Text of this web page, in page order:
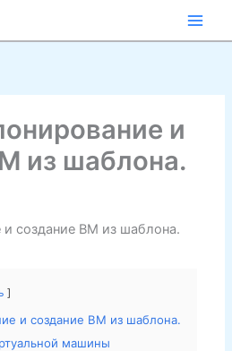
и
из шаблона.
и создание ВМ из шаблона.
и создание ВМ из шаблона.
машины